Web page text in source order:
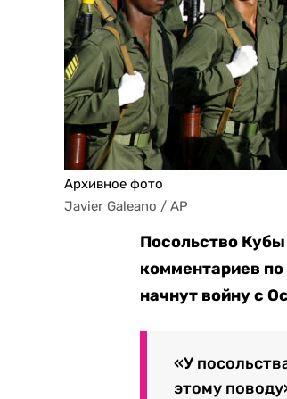
Архивное фото
Javier Galeano / AP
Посольство
комментариев
начнут войну с
«У
этому